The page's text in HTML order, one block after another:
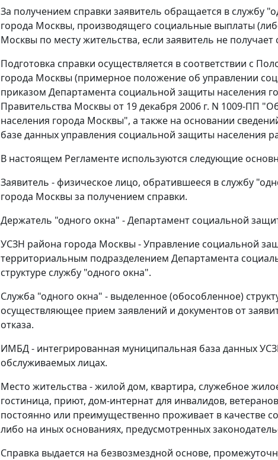
За получением справки заявитель обращается в службу
города Москвы, производящего социальные выплаты
Москвы по месту жительства, если заявитель не
Подготовка справки осуществляется в соответствии с
города Москвы (примерное положение об управлении
приказом Департамента социальной защиты населения
Правительства Москвы от 19 декабря 2006 г. N 1009-ПП
населения города Москвы", а также на основании
базе данных управления социальной защиты населения
В настоящем Регламенте используются следующие
Заявитель - физическое лицо, обратившееся в службу
города Москвы за получением справки.
Держатель "одного окна" - Департамент социальной
УСЗН района города Москвы - Управление социальной
территориальным подразделением Департамента
структуре службу "одного окна".
Служба "одного окна" - выделенное (обособленное)
осуществляющее прием заявлений и документов от
отказа.
ИМБД - интегрированная муниципальная база данных
обслуживаемых лицах.
Место жительства - жилой дом, квартира, служебное
гостиница, приют, дом-интернат для инвалидов,
постоянно или преимущественно проживает в качестве
либо на иных основаниях, предусмотренных
Справка выдается на безвозмездной основе,